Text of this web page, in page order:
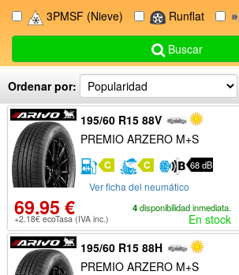
3PMSF (Nieve) Runflat
Buscar
Ordenar por:
195/60 R15 88V
PREMIO ARZERO M+S
C C 68 dB
Ver ficha del neumático
69.95 €
+2.18€ ecoTasa (IVA inc.)
4disponibilidad inmediata.
En stock
195/60 R15 88H
PREMIO ARZERO M+S